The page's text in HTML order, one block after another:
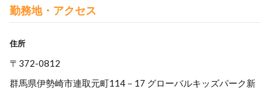
勤務地・アクセス
住所
〒372-0812
群馬県伊勢崎市連取元町114－17 グローバルキッズパーク新